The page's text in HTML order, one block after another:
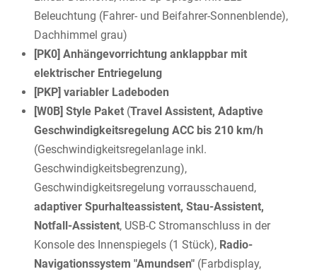
Beleuchtung (Fahrer- und Beifahrer-Sonnenblende),
Dachhimmel grau)
[PK0] Anhängevorrichtung anklappbar mit
elektrischer Entriegelung
[PKP] variabler Ladeboden
[W0B] Style Paket (Travel Assistent, Adaptive
Geschwindigkeitsregelung ACC bis 210 km/h
(Geschwindigkeitsregelanlage inkl.
Geschwindigkeitsbegrenzung),
Geschwindigkeitsregelung vorrausschauend,
adaptiver Spurhalteassistent, Stau-Assistent,
Notfall-Assistent, USB-C Stromanschluss in der
Konsole des Innenspiegels (1 Stück), Radio-
Navigationssystem "Amundsen" (Farbdisplay,